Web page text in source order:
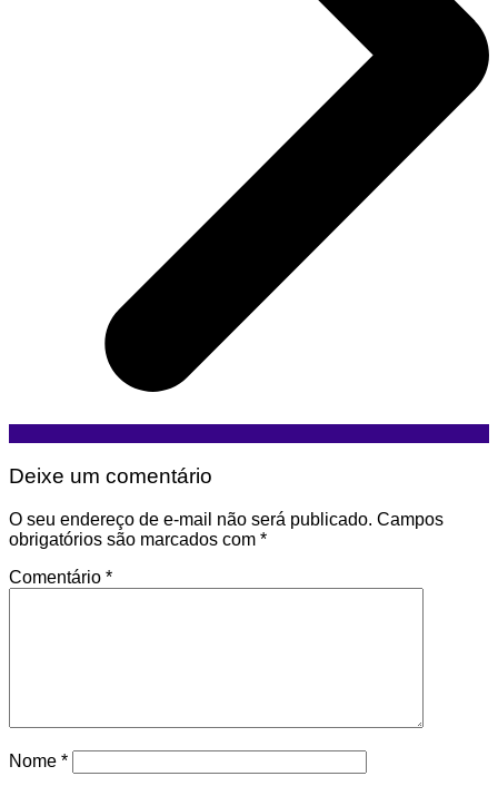
Deixe um comentário
O seu endereço de e-mail não será publicado. Campos
obrigatórios são marcados com *
Comentário *
Nome *